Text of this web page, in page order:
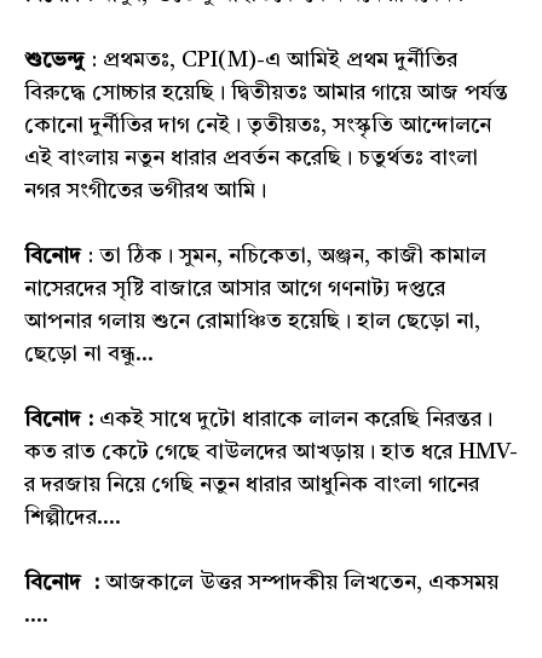
শুভেন্দু: প্রথমতঃ, CPI(M)-এ আমিই প্রথম দুর্নীতির
বিরুদ্ধে সোচ্চার হয়েছি। দ্বিতীয়তঃ আমার গায়ে আজ পর্যন্ত
কোনো দুর্নীতির দাগ নেই। তৃতীয়তঃ, সংস্কৃতি আন্দোলনে
এই বাংলায় নতুন ধারার প্রবর্তন করেছি। চতুর্থতঃ বাংলা
নগর সংগীতের ভগীরথ আমি।
বিনোদ: তা ঠিক। সুমন, নচিকেতা, অঞ্জন, কাজী কামাল
নাসেরদের সৃষ্টি বাজারে আসার আগে গণনাট্য দপ্তরে
আপনার গলায় শুনে রোমাঞ্চিত হয়েছি। হাল ছেড়ো না,
ছেড়ো না বন্ধু...
বিনোদ : একই সাথে দুটো ধারাকে লালন করেছি নিরন্তর।
কত রাত কেটে গেছে বাউলদের আখড়ায়। হাত ধরে HMV-
র দরজায় নিয়ে গেছি নতুন ধারার আধুনিক বাংলা গানের
শিল্পীদের....
বিনোদ : আজকালে উত্তর সম্পাদকীয় লিখতেন, একসময়
....